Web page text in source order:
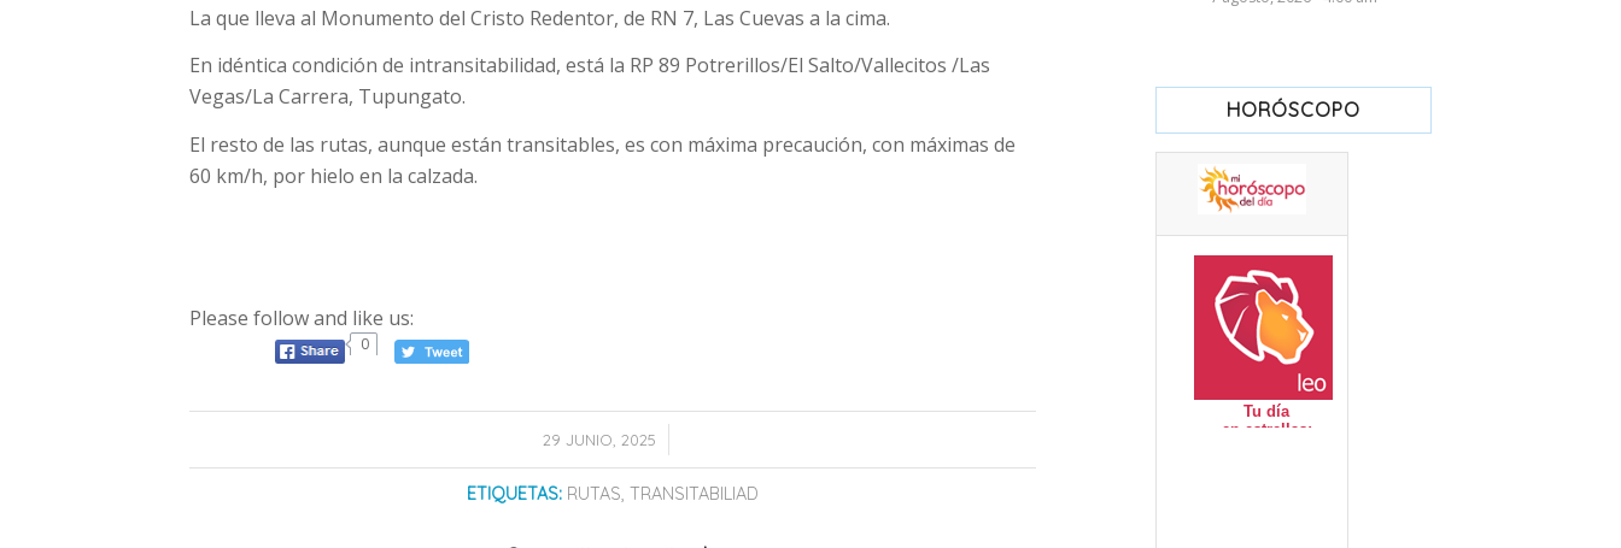
La que lleva al Monumento del Cristo Redentor, de RN 7, Las Cuevas a la cima.
En idéntica condición de intransitabilidad, está la RP 89 Potrerillos/El Salto/Vallecitos /Las
Vegas/La Carrera, Tupungato.
El resto de las rutas, aunque están transitables, es con máxima precaución, con máximas de
60 km/h, por hielo en la calzada.
Please follow and like us:
0
29 JUNIO, 2025
/
ETIQUETAS: RUTAS, TRANSITABILIAD
HORÓSCOPO